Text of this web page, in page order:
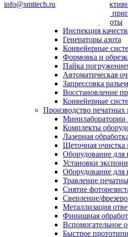
info@smttech.ru
Системы
Пайка волной
Паяльные роботы
Инспекция
Генераторы азота
Конвейерные
Формовка и
Пайка
Автоматическая
Запрессовка
Восстановление
Конвейерные
Производство печатных
Минилаборатории
Комплекты
Лазерная
Щеточная очистка
Оборудование для
Установки
Оборудование для
Травление
Снятие
Сверление/
Металлизация
Финишная
Вспомогательное
Быстрое